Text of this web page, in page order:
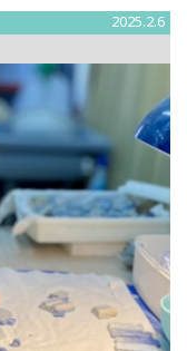
2025.2.6